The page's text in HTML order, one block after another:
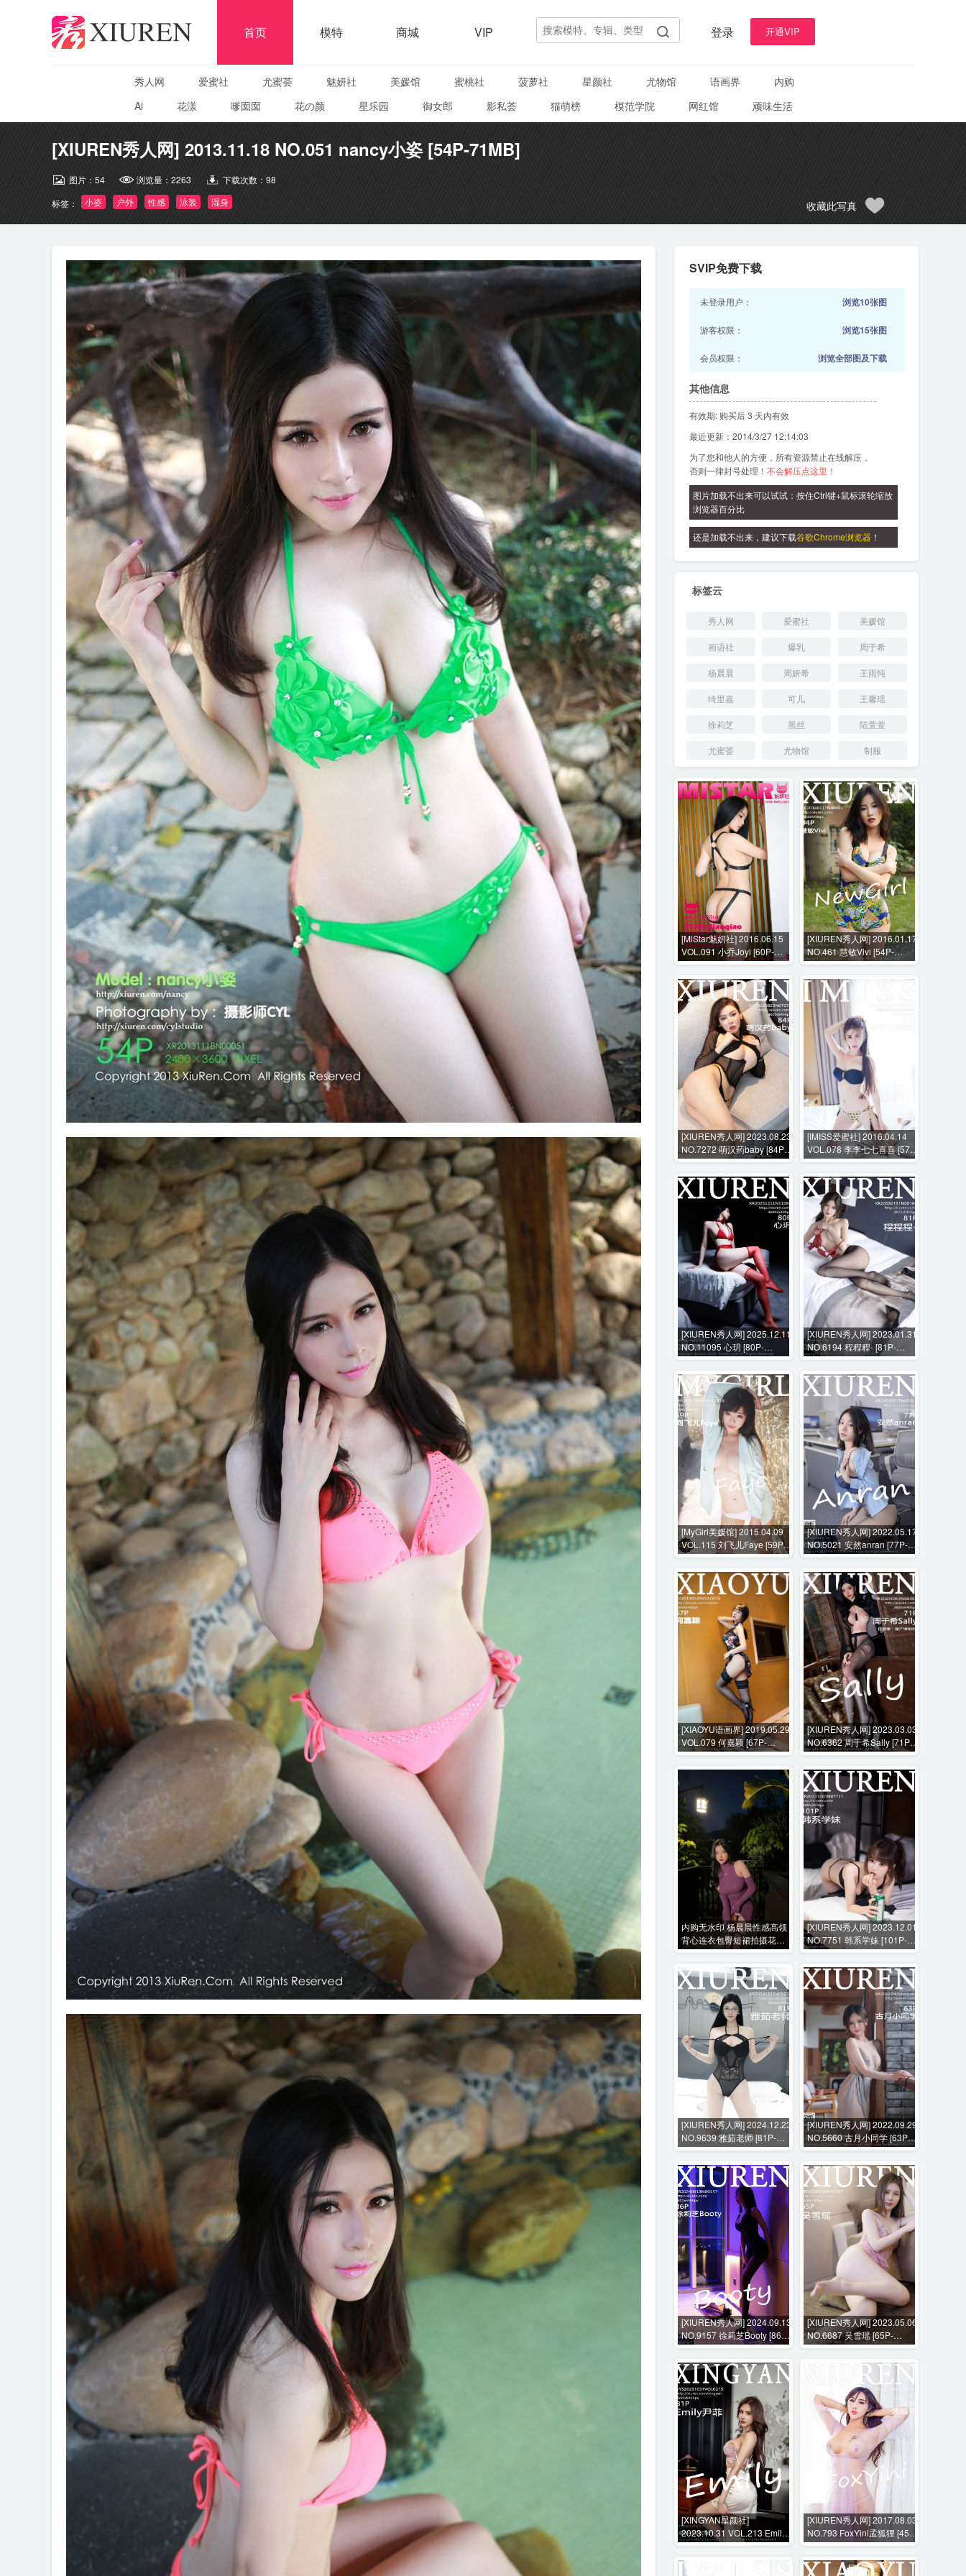
首页 模特 商城 VIP 登录 开通VIP
秀人网 爱蜜社 尤蜜荟 魅妍社 美媛馆 蜜桃社 菠萝社 星颜社 尤物馆 语画界
内购
Ai
花漾 嗲囡囡 花の颜 星乐园 御女郎 影私荟 猫萌榜 模范学院 网红馆 顽味生活
[XIUREN秀人网] 2013.11.18 NO.051 nancy小姿 [54P-71MB]
图片： 54 浏览量： 2263 下载次数： 98
标签：
小姿 户外 性感 泳装 湿身 收藏此写真
SVIP免费下载
未登录用户： 浏览10张图
游客权限： 浏览15张图
会员权限： 浏览全部图及下载
其他信息
有效期: 购买后 3 天内有效
最近更新：2014/3/27 12:14:03
为了您和他人的方便，所有资源禁止在线解压，
否则一律封号处理！ 不会解压点这里！
图片加载不出来可以试试：按住Ctrl键+鼠标滚轮缩放
浏览器百分比
还是加载不出来，建议下载谷歌Chrome浏览器 ！
标签云
秀人网 爱蜜社 美媛馆
画语社 爆乳 周于希
杨晨晨 周妍希 王雨纯
绮里嘉 可儿 王馨瑶
徐莉芝 黑丝 陆萱萱
尤蜜荟 尤物馆 制服
[MiStar魅妍社] 2016.06.15
VOL.091 小乔Joyi [60P-
206MB]
[XIUREN秀人网] 2016.01.17
NO.461 慧敏Vivi [54P-
195MB]
[XIUREN秀人网] 2023.08.23
NO.7272 萌汉药baby [84P-
799MB]
[IMISS爱蜜社] 2016.04.14
VOL.078 李李七七喜喜 [57P-
173MB]
[XIUREN秀人网] 2025.12.11
NO.11095 心玥 [80P-
787MB]
[XIUREN秀人网] 2023.01.31
NO.6194 程程程- [81P-
623MB]
[MyGirl美媛馆] 2015.04.09
VOL.115 刘飞儿Faye [59P-
254MB]
[XIUREN秀人网] 2022.05.17
NO.5021 安然anran [77P-
717MB]
[XIAOYU语画界] 2019.05.29
VOL.079 何嘉颖 [67P-
407MB]
[XIUREN秀人网] 2023.03.03
NO.6362 周于希Sally [71P-
705MB]
内购无水印 杨晨晨性感高领
背心连衣包臀短裙拍摄花絮
[30P+2V-1092MB]
[XIUREN秀人网] 2023.12.01
NO.7751 韩系学妹 [101P-
760MB]
[XIUREN秀人网] 2024.12.23
NO.9639 雅茹老师 [81P-
665MB]
[XIUREN秀人网] 2022.09.29
NO.5660 古月小同学 [63P-
626MB]
[XIUREN秀人网] 2024.09.13
NO.9157 徐莉芝Booty [86P-
880MB]
[XIUREN秀人网] 2023.05.06
NO.6687 吴雪瑶 [65P-
527MB]
[XINGYAN星颜社]
2023.10.31 VOL.213 Emily
尹菲 [81P-678MB]
[XIUREN秀人网] 2017.08.03
NO.793 FoxYini孟狐狸 [45P-
98MB]